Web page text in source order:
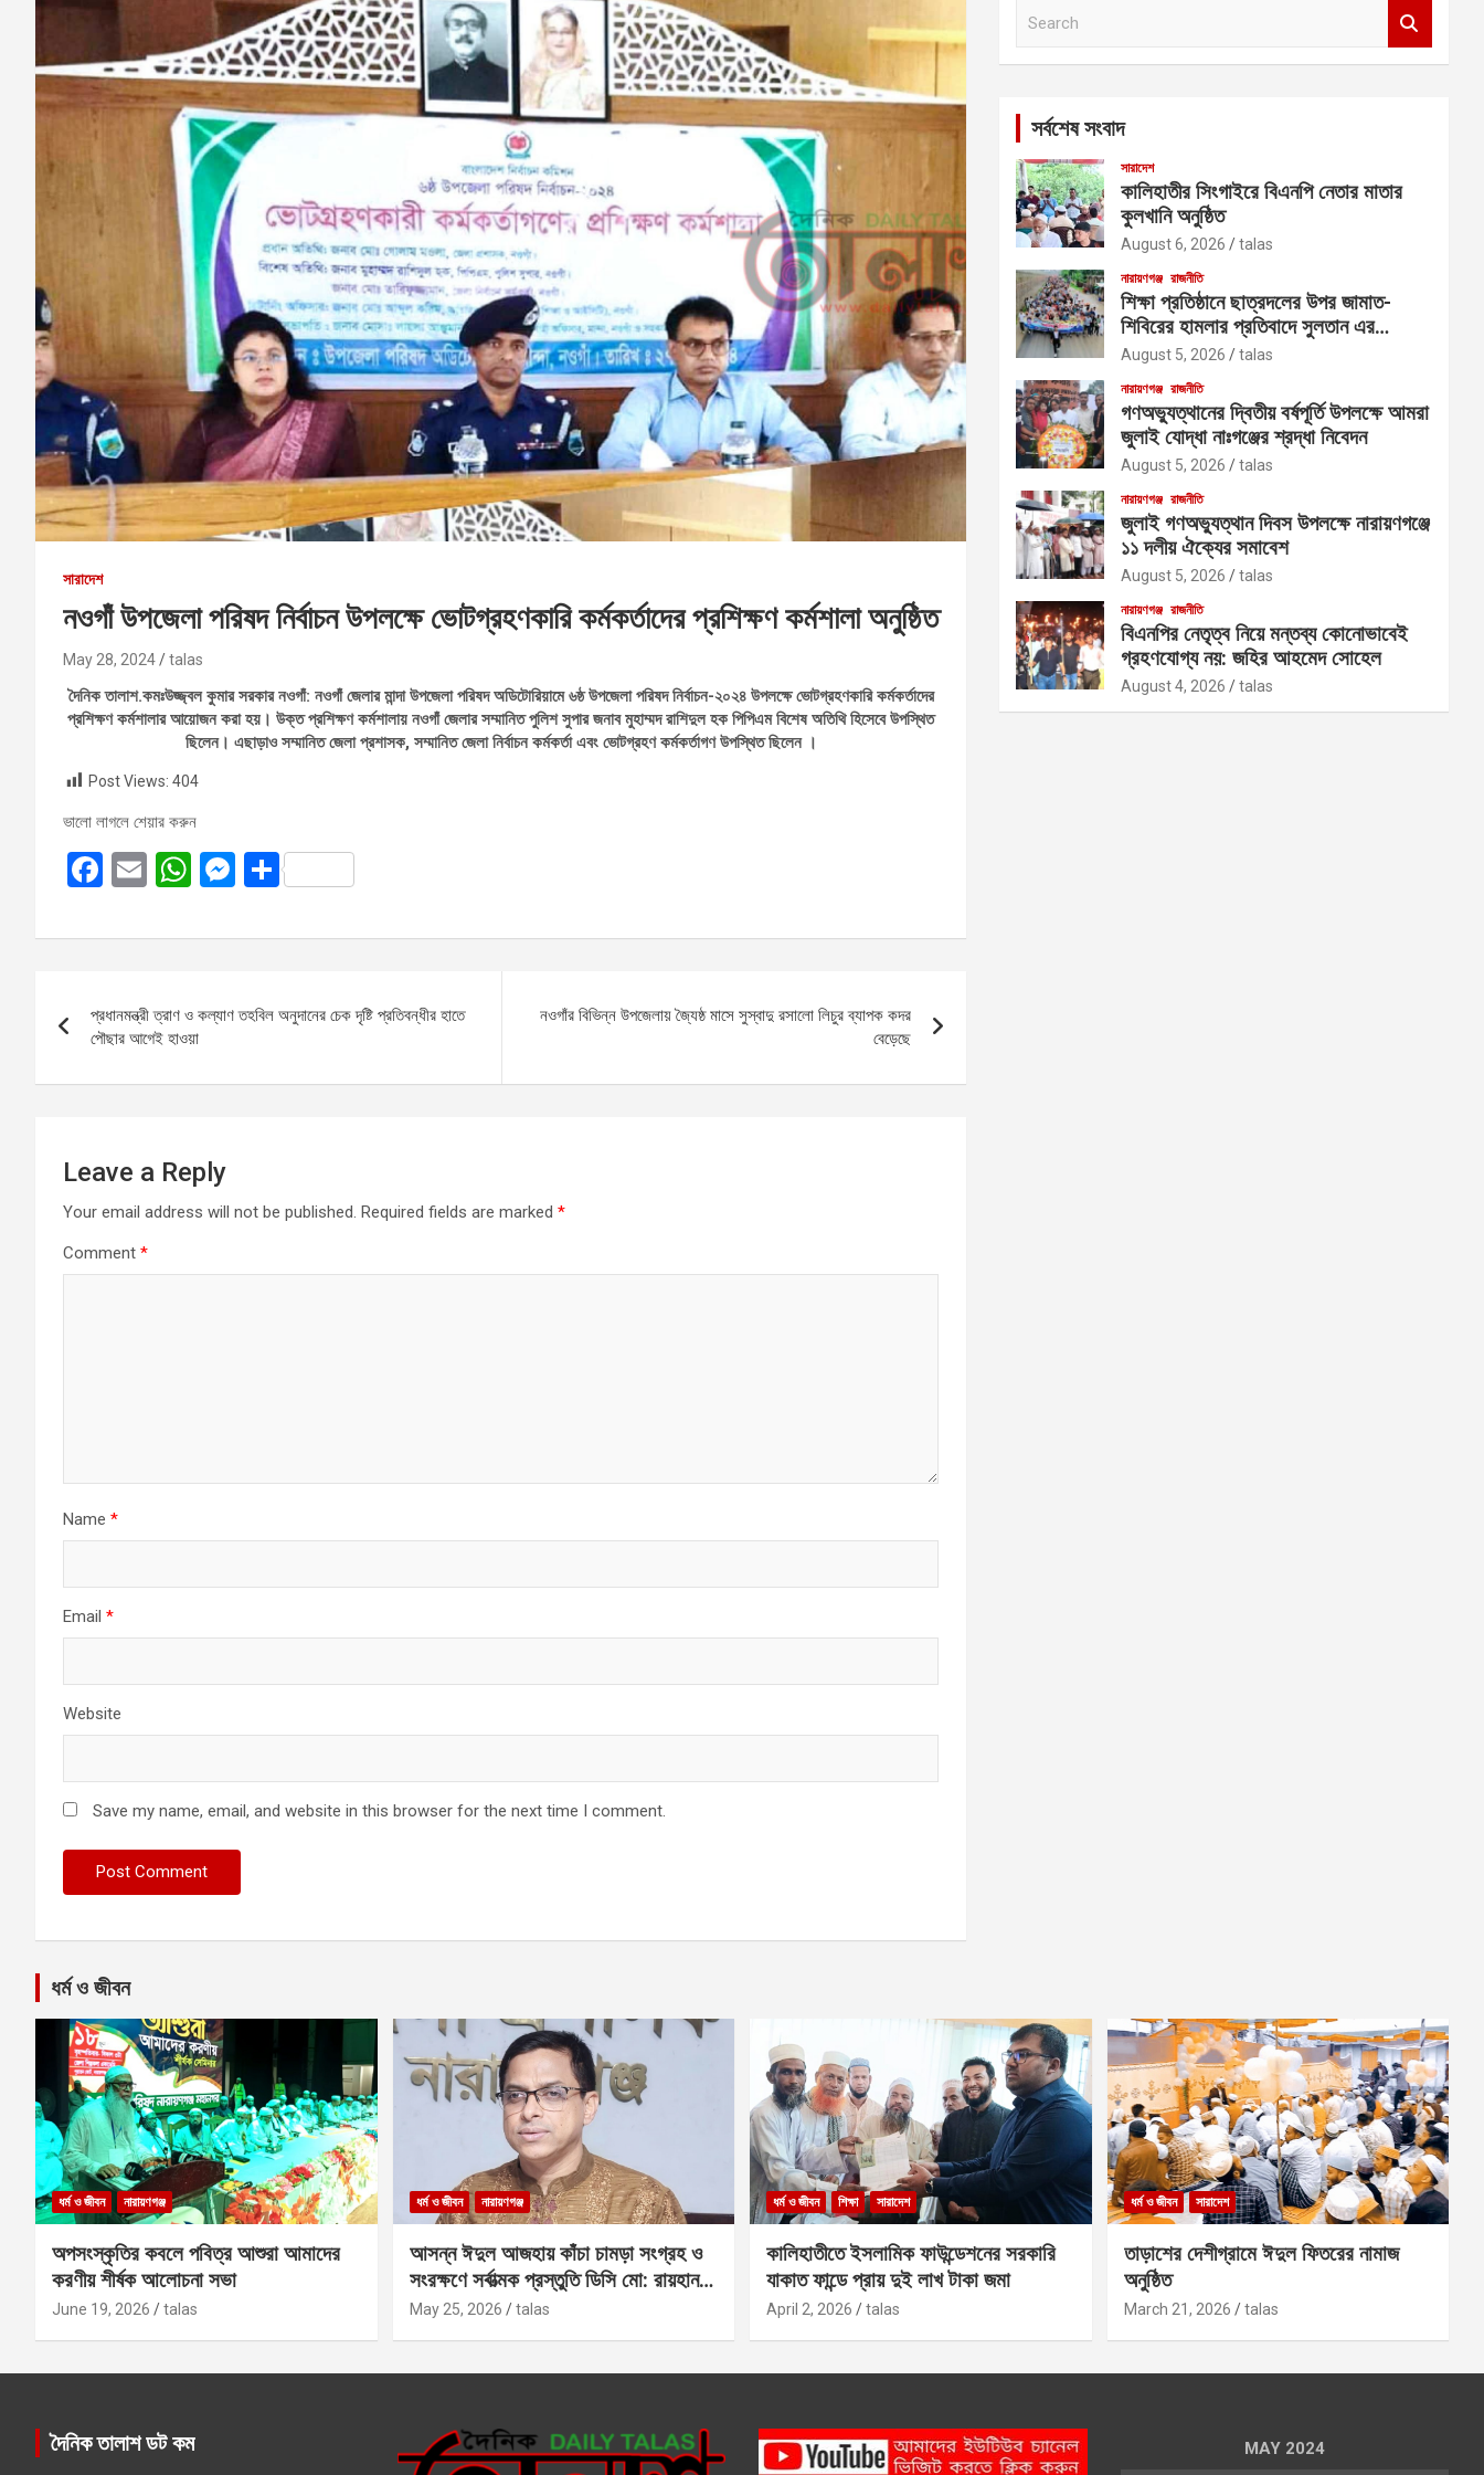
সারাদেশ
নওগাঁ উপজেলা পরিষদ নির্বাচন উপলক্ষে ভোটগ্রহণকারি কর্মকর্তাদের প্রশিক্ষণ কর্মশালা অনুষ্ঠিত
May 28, 2024 talas
দৈনিক তালাশ.কমঃউজ্জ্বল কুমার সরকার নওগাঁ: নওগাঁ জেলার মান্দা উপজেলা পরিষদ অডিটোরিয়ামে ৬ষ্ঠ উপজেলা পরিষদ নির্বাচন-২০২৪ উপলক্ষে ভোটগ্রহণকারি কর্মকর্তাদের
প্রশিক্ষণ কর্মশালার আয়োজন করা হয়। উক্ত প্রশিক্ষণ কর্মশালায় নওগাঁ জেলার সম্মানিত পুলিশ সুপার জনাব মুহাম্মদ রাশিদুল হক পিপিএম বিশেষ অতিথি হিসেবে উপস্থিত
ছিলেন। এছাড়াও সম্মানিত জেলা প্রশাসক, সম্মানিত জেলা নির্বাচন কর্মকর্তা এবং ভোটগ্রহণ কর্মকর্তাগণ উপস্থিত ছিলেন ।
Post Views: 404
ভালো লাগলে শেয়ার করুন
F
ce
o
o
k
E
ail
W
at
A
p
p
M
se
g
S
ar
navigation
প্রধানমন্ত্রী ত্রাণ ও কল্যাণ তহবিল অনুদানের চেক দৃষ্টি প্রতিবন্ধীর হাতে
পৌছার আগেই হাওয়া
নওগাঁর বিভিন্ন উপজেলায় জ্যৈষ্ঠ মাসে সুস্বাদু রসালো লিচুর ব্যাপক কদর
বেড়েছে
Leave a Reply
Your email address will not be published. Required fields are marked *
Comment *
Name *
Email *
Website
Save my name, email, and website in this browser for the next time I comment.
সর্বশেষ সংবাদ
সারাদেশ
কালিহাতীর সিংগাইরে বিএনপি নেতার মাতার
কুলখানি অনুষ্ঠিত
August 6, 2026 talas
নারায়ণগঞ্জ রাজনীতি
শিক্ষা প্রতিষ্ঠানে ছাত্রদলের উপর জামাত-
শিবিরের হামলার প্রতিবাদে সুলতান এর
নেতৃত্বে বিক্ষোভ
August 5, 2026 talas
নারায়ণগঞ্জ রাজনীতি
গণঅভ্যুত্থানের দ্বিতীয় বর্ষপূর্তি উপলক্ষে আমরা
জুলাই যোদ্ধা নাঃগঞ্জের শ্রদ্ধা নিবেদন
August 5, 2026 talas
নারায়ণগঞ্জ রাজনীতি
জুলাই গণঅভ্যুত্থান দিবস উপলক্ষে নারায়ণগঞ্জে
১১ দলীয় ঐক্যের সমাবেশ
August 5, 2026 talas
নারায়ণগঞ্জ রাজনীতি
বিএনপির নেতৃত্ব নিয়ে মন্তব্য কোনোভাবেই
গ্রহণযোগ্য নয়: জহির আহমেদ সোহেল
August 4, 2026 talas
ধর্ম ও জীবন
ধর্ম ও জীবন নারায়ণগঞ্জ
অপসংস্কৃতির কবলে পবিত্র আশুরা আমাদের
করণীয় শীর্ষক আলোচনা সভা
June 19, 2026 talas
ধর্ম ও জীবন নারায়ণগঞ্জ
আসন্ন ঈদুল আজহায় কাঁচা চামড়া সংগ্রহ ও
সংরক্ষণে সর্বাত্মক প্রস্তুতি ডিসি মো: রায়হান
কবির
May 25, 2026 talas
ধর্ম ও জীবন শিক্ষা সারাদেশ
কালিহাতীতে ইসলামিক ফাউন্ডেশনের সরকারি
যাকাত ফান্ডে প্রায় দুই লাখ টাকা জমা
April 2, 2026 talas
ধর্ম ও জীবন সারাদেশ
তাড়াশের দেশীগ্রামে ঈদুল ফিতরের নামাজ
অনুষ্ঠিত
March 21, 2026 talas
দৈনিক তালাশ ডট কম MAY 2024